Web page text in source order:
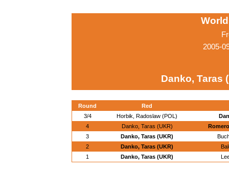
2005-
Danko, Taras
Round
Red
3/4
Horbik, Radoslaw (POL)
4
Danko, Taras (UKR)
3
Danko, Taras (UKR)
2
Danko, Taras (UKR)
1
Danko, Taras (UKR)